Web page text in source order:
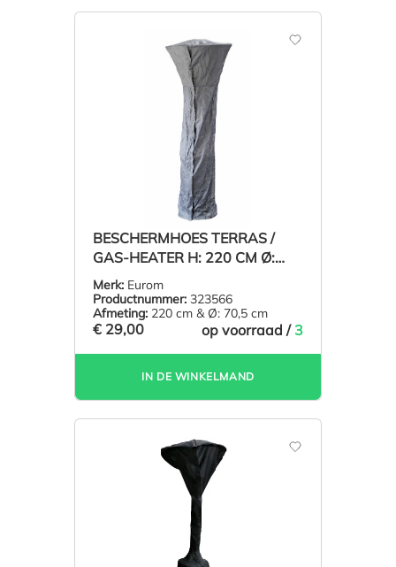
BESCHERMHOES TERRAS /
GAS-HEATER H: 220 CM Ø:
70,5 CM
Merk: Eurom
Productnummer: 323566
Afmeting: 220 cm & Ø: 70,5 cm
€ 29,00 op voorraad / 3
IN DE WINKELMAND